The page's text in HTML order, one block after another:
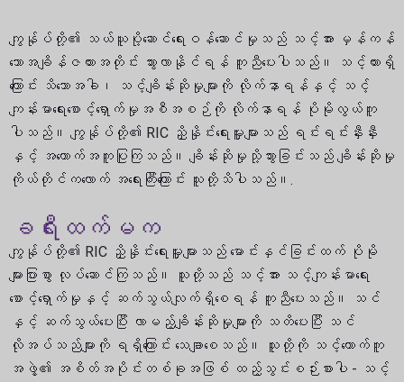
ကျွန်ုပ်တို့၏ သယ်ယူပို့ဆောင်ရေးဝန်ဆောင်မှုသည် သင့်အား မှန်ကန်
သောအချိန်ဇယားအတိုင်း သွားလာနိုင်ရန် ကူညီပေးပါသည်။ သင့်ကားရှိ
ကြောင်း သိသောအခါ၊ သင့်ချိန်းဆိုမှုများကို လိုက်နာရန်နှင့် သင့်
ကျန်းမာရေးစောင့်ရှောက်မှုအစီအစဉ်ကို လိုက်နာရန် ပိုမိုလွယ်ကူ
ပါသည်။ ကျွန်ုပ်တို့၏ RIC ညှိနှိုင်းရေးမှူးများသည် ရင်းရင်းနှီးနှီး
နှင့် အထောက်အကူပြုကြသည်။ ချိန်းဆိုမှုသို့သွားခြင်းသည် ချိန်းဆိုမှု
ကိုယ်တိုင်ကလောက် အရေးကြီးကြောင်း သူတို့သိပါသည်။.
ခရီးထက်မက
ကျွန်ုပ်တို့၏ RIC ညှိနှိုင်းရေးမှူးများသည် မောင်းနှင်ခြင်းထက် ပိုမို
များပြားစွာ လုပ်ဆောင်ကြသည်။ သူတို့သည် သင့်အား သင့်ကျန်းမာရေး
စောင့်ရှောက်မှုနှင့် ဆက်သွယ်လျက်ရှိစေရန် ကူညီပေးသည်။ သင်
နှင့် ဆက်သွယ်ပေးပြီး လာမည့်ချိန်းဆိုမှုများကို သတိပေးပြီး သင်
လိုအပ်သည်များကို ရရှိကြောင်း သေချာစေသည်။ သူတို့ကို သင့်ထောက်ကူ
အဖွဲ့၏ အစိတ်အပိုင်းတစ်ခုအဖြစ် ထည့်သွင်းစဉ်းစားပါ - သင့်